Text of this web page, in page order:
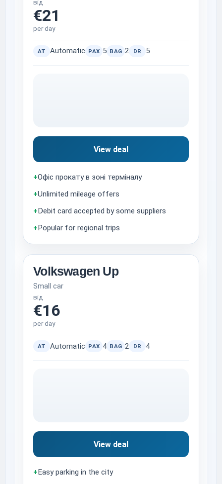
від
€21
per day
AT Automatic PAX 5 BAG 2 DR 5
View deal
+Офіс прокату в зоні терміналу
+Unlimited mileage offers
+Debit card accepted by some suppliers
+Popular for regional trips
Volkswagen Up
Small car
від
€16
per day
AT Automatic PAX 4 BAG 2 DR 4
View deal
+ Easy parking in the city